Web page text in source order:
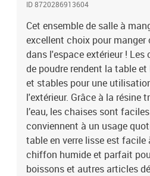
cmHauteur du siège à partir du sol :
à partir du sol : 64 cmL'assemblage
:1 x table6 x chaise
ID 8720286913604
Cet ensemble de salle à
excellent choix pour manger
dans l'espace extérieur ! Les
de poudre rendent la table
et stables pour une
l'extérieur. Grâce à la résine
l’eau, les chaises sont
conviennent à un usage
table en verre lisse est facile
chiffon humide et parfait
boissons et autres articles